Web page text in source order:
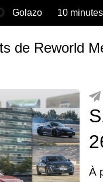
Golazo 10
de Reworld
À